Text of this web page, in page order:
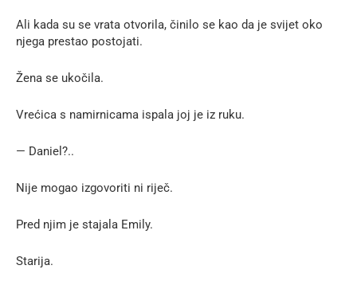
Ali kada su se vrata otvorila, činilo se kao da je svijet oko
njega prestao postojati.
Žena se ukočila.
Vrećica s namirnicama ispala joj je iz ruku.
— Daniel?..
Nije mogao izgovoriti ni riječ.
Pred njim je stajala Emily.
Starija.